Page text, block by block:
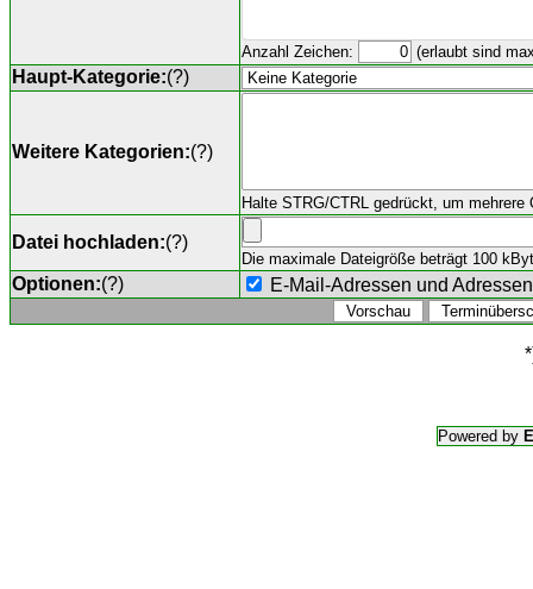
Anzahl Zeichen: (erlaubt sind
Haupt-Kategorie:(?)
Weitere Kategorien:(?)
Halte STRG/CTRL gedrückt, um mehrere
Datei hochladen:(?)
Die maximale Dateigröße beträgt 100
Optionen:(?) E-Mail-Adressen und
Powered by